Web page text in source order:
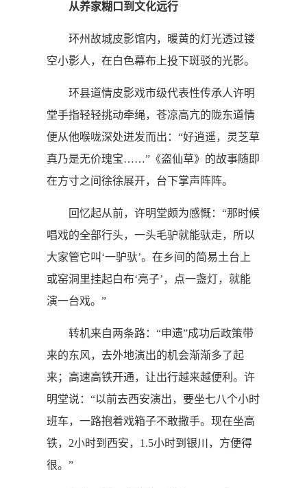
从养家糊口到文化远行
环州故城皮影馆内，暖黄的灯光透过镂
空小影人，在白色幕布上投下斑驳的光影。
环县道情皮影戏市级代表性传承人许明
堂手指轻轻挑动牵绳，苍凉高亢的陇东道情
便从他喉咙深处迸发而出：“好逍遥，灵芝草
真乃是无价瑰宝……”《盗仙草》的故事随即
在方寸之间徐徐展开，台下掌声阵阵。
回忆起从前，许明堂颇为感慨：“那时候
唱戏的全部行头，一头毛驴就能驮走，所以
大家管它叫‘一驴驮’。在乡间的简易土台上
或窑洞里挂起白布‘亮子’，点一盏灯，就能
演一台戏。”
转机来自两条路：“申遗”成功后政策带
来的东风，去外地演出的机会渐渐多了起
来；高速高铁开通，让出行越来越便利。许
明堂说：“以前去西安演出，要坐七八个小时
班车，一路抱着戏箱子不敢撒手。现在坐高
铁，2小时到西安，1.5小时到银川，方便得
很。”